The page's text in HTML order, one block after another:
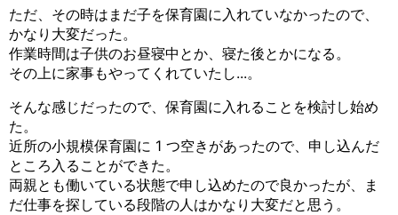
ただ、その時はまだ子を保育園に入れていなかったので、
かなり大変だった。
作業時間は子供のお昼寝中とか、寝た後とかになる。
その上に家事もやってくれていたし...。
そんな感じだったので、保育園に入れることを検討し始め
た。
近所の小規模保育園に 1 つ空きがあったので、申し込んだ
ところ入ることができた。
両親とも働いている状態で申し込めたので良かったが、ま
だ仕事を探している段階の人はかなり大変だと思う。